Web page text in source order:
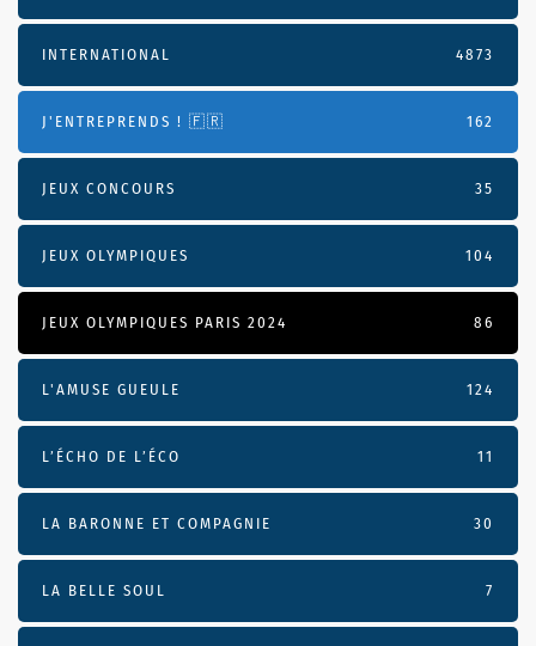
INTERNATIONAL 4873
J'ENTREPRENDS ! 🇫🇷 162
JEUX CONCOURS 35
JEUX OLYMPIQUES 104
JEUX OLYMPIQUES PARIS 2024 86
L'AMUSE GUEULE 124
L’ÉCHO DE L’ÉCO 11
LA BARONNE ET COMPAGNIE 30
LA BELLE SOUL 7